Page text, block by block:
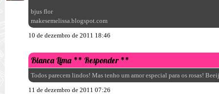
bjus flor
makesemelissa.blogspot.com
10 de dezembro de 2011 18:46
Bianca Lima ** Responder **
Todos parecem lindos! Mas tenho um amor especial para os rosas!
11 de dezembro de 2011 07:26